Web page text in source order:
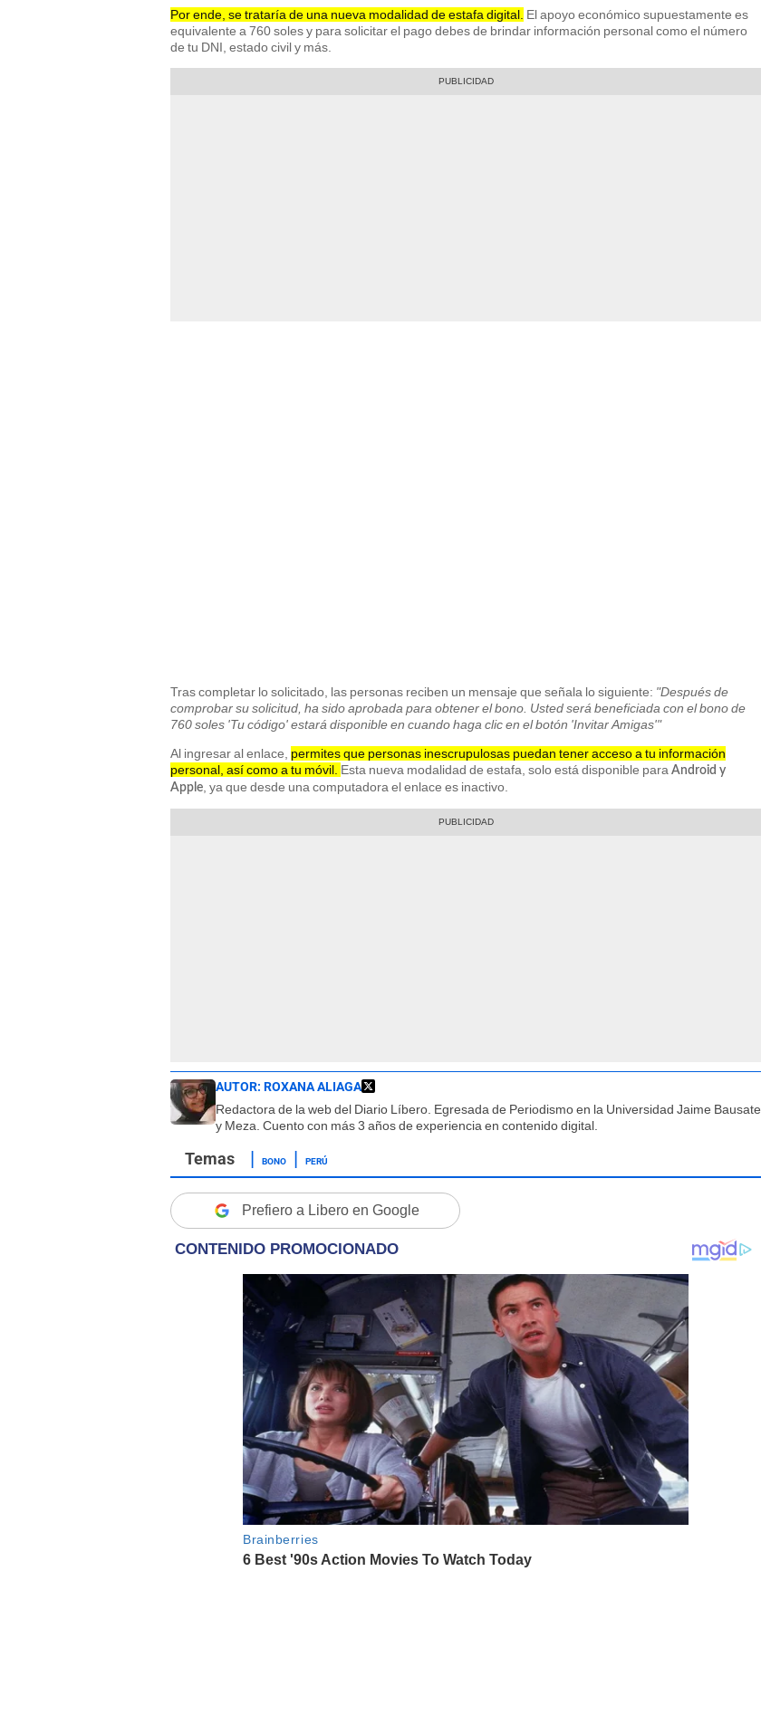
Por ende, se trataría de una nueva modalidad de estafa digital. El apoyo económico supuestamente es
equivalente a 760 soles y para solicitar el pago debes de brindar información personal como el número
de tu DNI, estado civil y más.
Tras completar lo solicitado, las personas reciben un mensaje que señala lo siguiente: "Después de
comprobar su solicitud, ha sido aprobada para obtener el bono. Usted será beneficiada con el bono de
760 soles 'Tu código' estará disponible en cuando haga clic en el botón 'Invitar Amigas'"
Al ingresar al enlace, permites que personas inescrupulosas puedan tener acceso a tu información
personal, así como a tu móvil. Esta nueva modalidad de estafa, solo está disponible para Android y
Apple , ya que desde una computadora el enlace es inactivo.
AUTOR: ROXANA ALIAGA
Redactora de la web del Diario Líbero. Egresada de Periodismo en la Universidad Jaime Bausate
y Meza. Cuento con más 3 años de experiencia en contenido digital.
BONO PERÚ
Prefiero a Libero en Google